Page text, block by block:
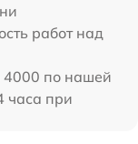
работ над
4000 по нашей
часа при